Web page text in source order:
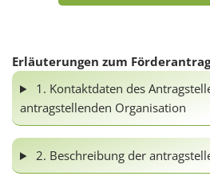
Erläuterungen zum Förderantrag
1. Kontaktdaten des
antragstellenden Organisation
2. Beschreibung der